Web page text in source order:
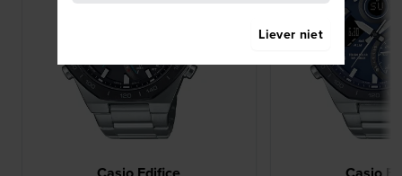
Liever niet